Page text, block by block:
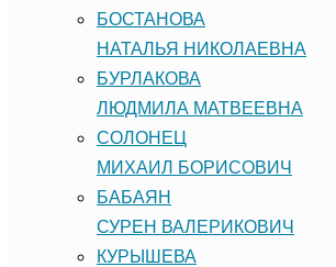
БОСТАНОВА
НАТАЛЬЯ НИКОЛАЕВНА
БУРЛАКОВА
ЛЮДМИЛА МАТВЕЕВНА
СОЛОНЕЦ
МИХАИЛ БОРИСОВИЧ
БАБАЯН
СУРЕН ВАЛЕРИКОВИЧ
КУРЫШЕВА